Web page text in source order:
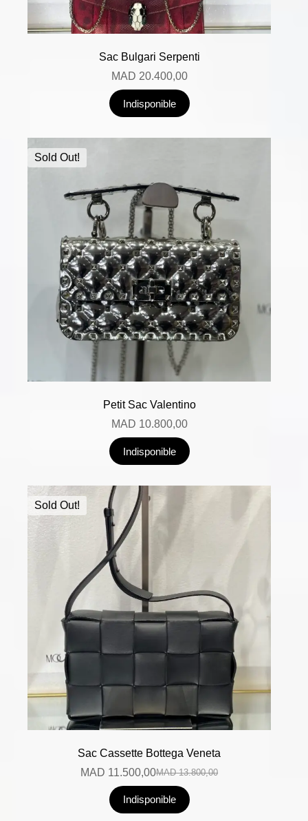
Sac Bulgari Serpenti
MAD 20.400,00
Indisponible
Sold Out!
Petit Sac Valentino
MAD 10.800,00
Indisponible
Sold Out!
Sac Cassette Bottega Veneta
MAD13.800,00
MAD 11.500,00
Indisponible